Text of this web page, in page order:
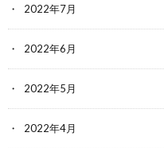
2022年7月
2022年6月
2022年5月
2022年4月